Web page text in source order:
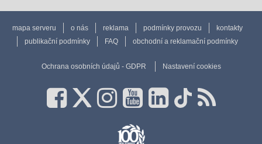
mapa serveru o nás reklama podmínky provozu
kontakty
publikační podmínky
FAQ obchodní a reklamační podmínky
Ochrana osobních údajů - GDPR Nastavení cookies